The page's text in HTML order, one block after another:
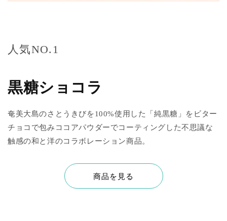
人気NO.1
黒糖ショコラ
奄美大島のさとうきびを100%使用した「純黒糖」をビター
チョコで包みココアパウダーでコーティングした不思議な
触感の和と洋のコラボレーション商品。
商品を見る